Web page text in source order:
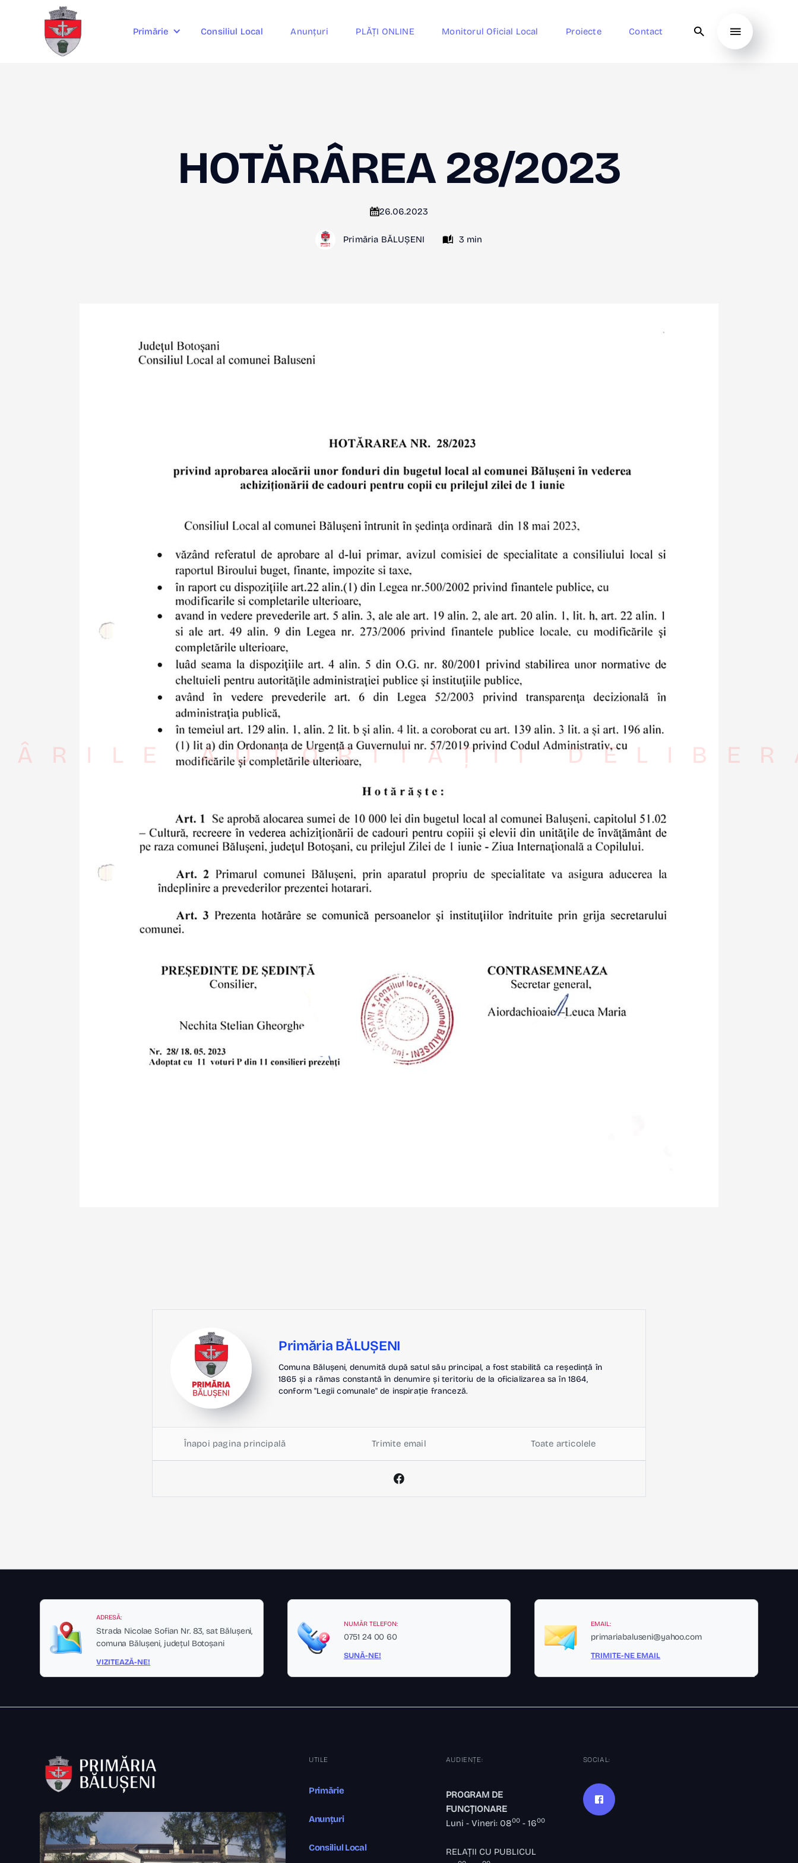
Primărie Consiliul Local Anunțuri PLĂȚI ONLINE Monitorul Oficial Local Proiecte Contact
HOTĂRÂREA 28/2023
26.06.2023
Primăria BĂLUȘENI 3 min
AUTORITĂȚII
Primăria BĂLUȘENI
Comuna Bălușeni, denumită după satul său principal, a fost stabilită ca reședință în
1865 și a rămas constantă în denumire și teritoriu de la oficializarea sa în 1864,
conform "Legii comunale" de inspirație franceză.
Înapoi pagina principală Trimite email Toate articolele
ADRESĂ:
Strada Nicolae Sofian Nr. 83, sat Bălușeni,
comuna Bălușeni, județul Botoșani
VIZITEAZĂ-NE!
NUMĂR TELEFON:
0751 24 00 60
SUNĂ-NE!
EMAIL:
primariabaluseni@yahoo.com
TRIMITE-NE EMAIL
UTILE
Primărie
Anunțuri
Consiliul Local
AUDIENȚE:
PROGRAM DE
FUNCȚIONARE
Luni - Vineri: 0800- 1600
RELAȚII CU PUBLICUL
SOCIAL: